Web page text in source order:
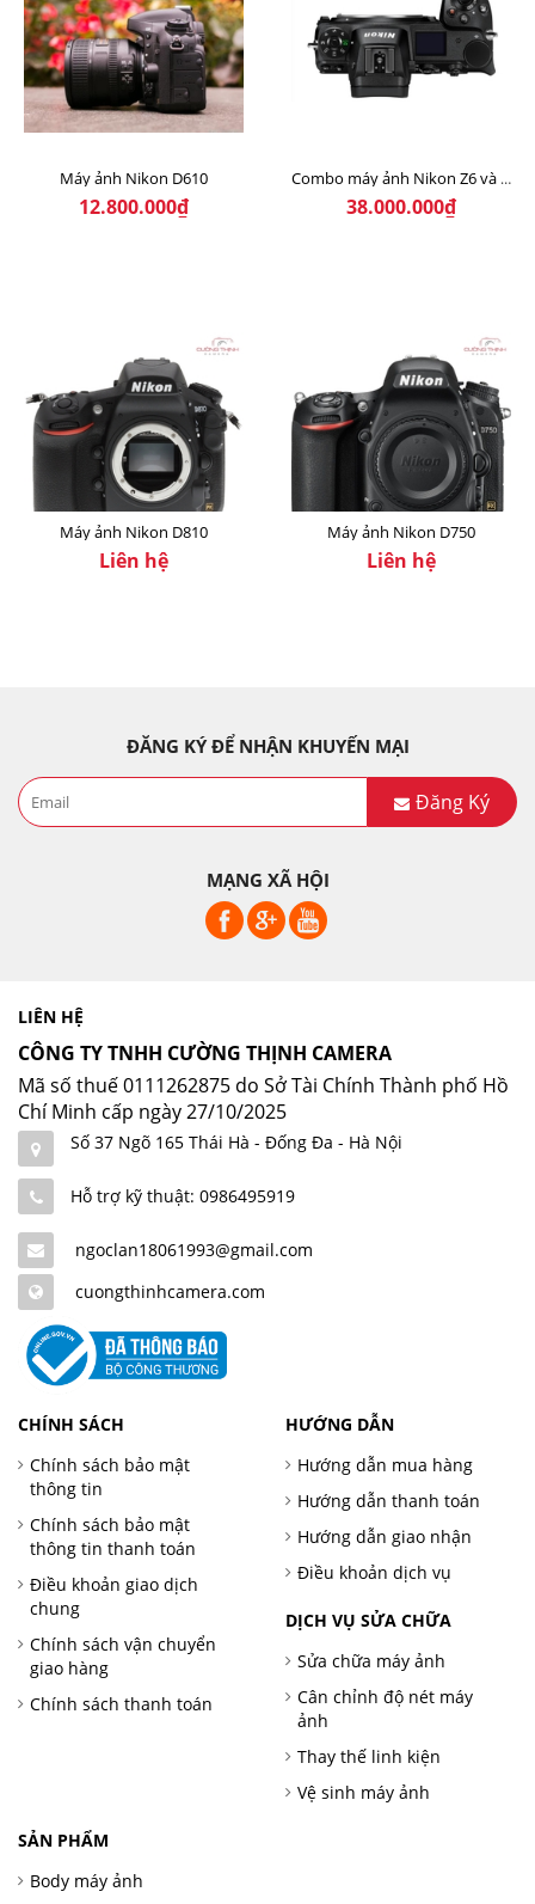
Máy ảnh Nikon D610
12.800.000₫
Combo máy ảnh Nikon Z6 và Lens 24-70F4s
38.000.000₫
Máy ảnh Nikon D810
Liên hệ
Máy ảnh Nikon D750
Liên hệ
ĐĂNG KÝ ĐỂ NHẬN KHUYẾN MẠI
Đăng Ký
MẠNG XÃ HỘI
LIÊN HỆ
CÔNG TY TNHH CƯỜNG THỊNH CAMERA
Mã số thuế 0111262875 do Sở Tài Chính Thành phố Hồ
Chí Minh cấp ngày 27/10/2025
Số 37 Ngõ 165 Thái Hà - Đống Đa - Hà Nội
Hỗ trợ kỹ thuật: 0986495919
ngoclan18061993@gmail.com
cuongthinhcamera.com
CHÍNH SÁCH
Chính sách bảo mật
thông tin
Chính sách bảo mật
thông tin thanh toán
Điều khoản giao dịch
chung
Chính sách vận chuyển
giao hàng
Chính sách thanh toán
HƯỚNG DẪN
Hướng dẫn mua hàng
Hướng dẫn thanh toán
Hướng dẫn giao nhận
Điều khoản dịch vụ
DỊCH VỤ SỬA CHỮA
Sửa chữa máy ảnh
Cân chỉnh độ nét máy
ảnh
Thay thế linh kiện
Vệ sinh máy ảnh
SẢN PHẨM
Body máy ảnh